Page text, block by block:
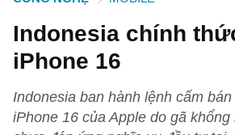
Indonesia chính
iPhone 16
Indonesia ban hành lệnh cấm
iPhone 16 của Apple do gã